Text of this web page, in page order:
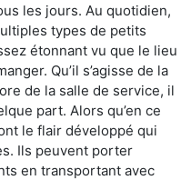
les jours. Au quotidien,
types de petits
étonnant vu que le lieu
Qu’il s’agisse de la
de la salle de service, il
part. Alors qu’en ce
le flair développé qui
Ils peuvent porter
en transportant avec